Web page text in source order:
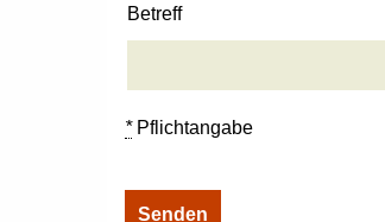
Betreff
*Pflichtangabe